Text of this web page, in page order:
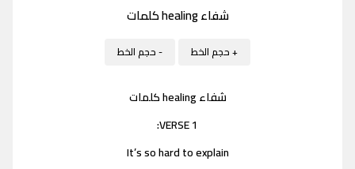
شفاء healing كلمات
+ حجم الخط - حجم الخط
شفاء healing كلمات
VERSE 1:
It’s so hard to explain